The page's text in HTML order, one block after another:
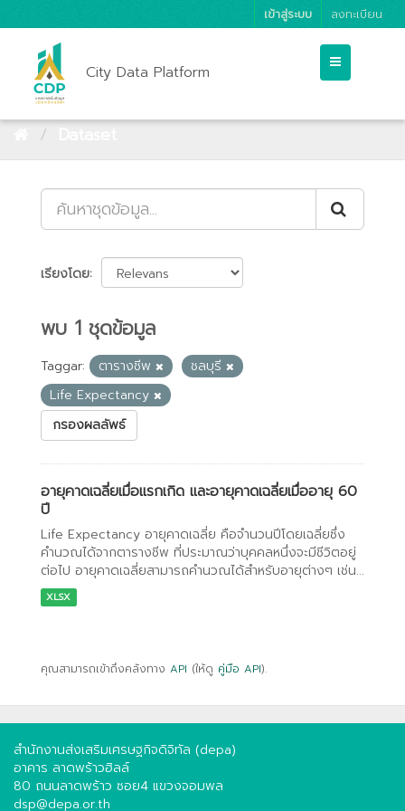
เข้าสู่ระบบ ลงทะเบียน
City Data Platform
เรียงโดย
พบ 1 ชุดข้อมูล
Taggar: ตารางชีพ
ชลบุรี
Life Expectancy
กรองผลลัพธ์
อายุคาดเฉลี่ยเมื่อแรกเกิด และอายุคาดเฉลี่ยเมื่ออายุ 60
ปี
Life Expectancy อายุคาดเฉลี่ย คือจำนวนปีโดยเฉลี่ยซึ่ง
คำนวณได้จากตารางชีพ ที่ประมาณว่าบุคคลหนึ่งจะมีชีวิตอยู่
ต่อไป อายุคาดเฉลี่ยสามารถคำนวณได้สำหรับอายุต่างๆ เช่น...
XLSX
คุณสามารถเข้าถึงคลังทาง API (ให้ดู คู่มือ API).
สำนักงานส่งเสริมเศรษฐกิจดิจิทัล (depa)
อาคาร ลาดพร้าวฮิลล์
80 ถนนลาดพร้าว ซอย4 แขวงจอมพล
dsp@depa.or.th